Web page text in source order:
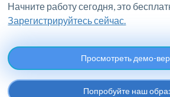
Начните работу сегодня, это
Зарегистрируйтесь сейчас.
Просмотреть демо-
Попробуйте наш